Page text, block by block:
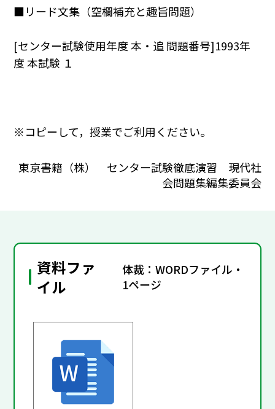
■リード文集（空欄補充と趣旨問題）
[センター試験使用年度 本・追 問題番号]1993年
度 本試験 １
※コピーして，授業でご利用ください。
東京書籍（株） センター試験徹底演習 現代社
会問題集編集委員会
資料ファ
イル
体裁：WORDファイル・
1ページ